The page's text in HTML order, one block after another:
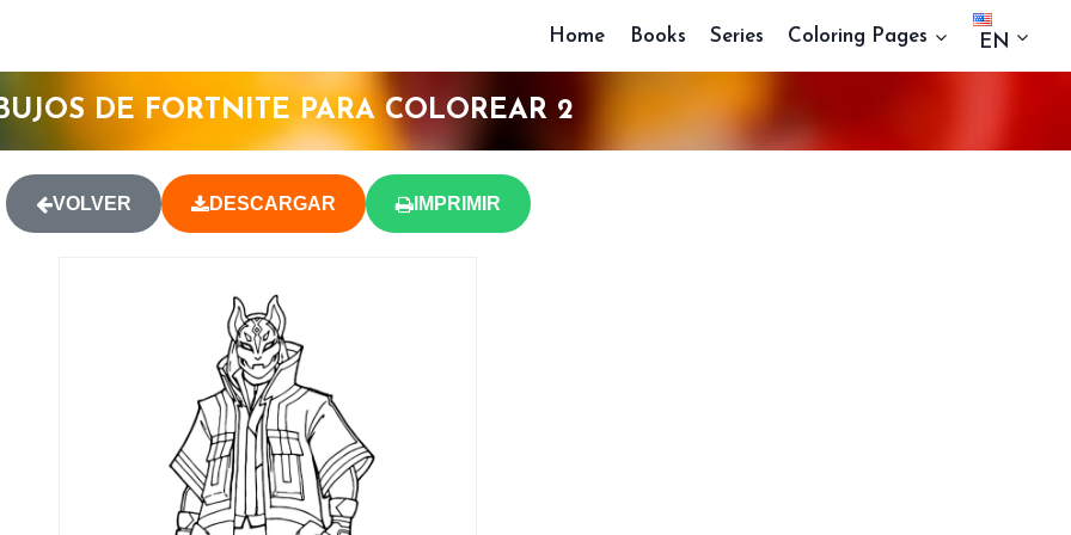
Home Books Series Coloring Pages EN
DE FORTNITE PARA COLOREAR 2
VOLVER DESCARGAR IMPRIMIR